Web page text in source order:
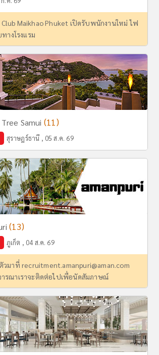
Maikhao Phuket เปิดรับพนักงานใหม่ ไฟ
างโรงแรม
Samui (11)
สุราษฎร์ธานี , 05 ส.ค. 69
(13)
ภูเก็ต , 04 ส.ค. 69
วมาที่ recruitment.amanpuri@aman.com
รณาเราจะติดต่อไปเพื่อนัดสัมภาษณ์